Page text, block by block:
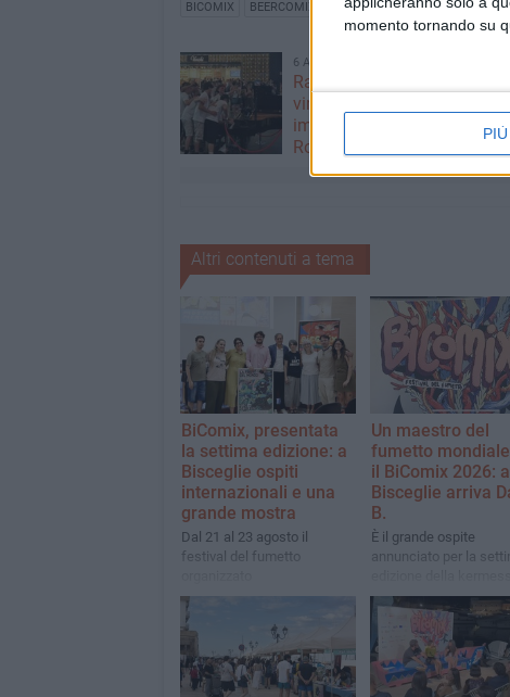
momento tornando su
BICOMIX BEERCOMIX
6 AGOSTO 2026
Ragazzi biscegliesi diventano
virali dopo un'esibizione
improvvisata in aeroporto a
Roma-Fiumicino
Altri contenuti a tema
BiComix, presentata
la settima edizione: a
Bisceglie ospiti
internazionali e una
grande mostra
Dal 21 al 23 agosto il
festival del fumetto
dall'associazione Urca
Un maestro del
fumetto
il BiComix 2026: a
Bisceglie arriva
B.
È il grande ospite
annunciato per la